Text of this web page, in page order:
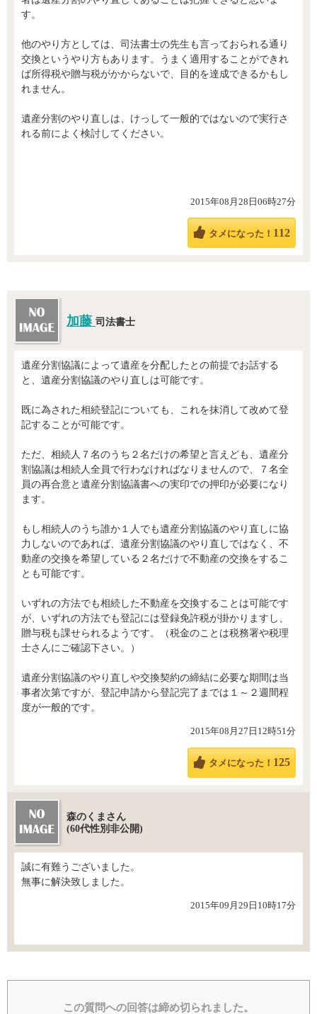
す。
他のやり方としては、司法書士の先生も言っておられる通り
交換というやり方もあります。うまく適用することができれ
ば所得税や贈与税がかからないで、目的を達成できるかもし
れません。
遺産分割のやり直しは、けっして一般的ではないので実行さ
れる前によく検討してください。
2015年08月28日06時27分
タメになった！ 112
加藤 司法書士
遺産分割協議によって遺産を分配したとの前提でお話する
と、遺産分割協議のやり直しは可能です。
既に為された相続登記についても、これを抹消して改めて登
記することが可能です。
ただ、相続人７名のうち２名だけの希望と言えども、遺産分
割協議は相続人全員で行わなければなりませんので、７名全
員の再合意と遺産分割協議書への実印での押印が必要になり
ます。
もし相続人のうち誰か１人でも遺産分割協議のやり直しに協
力しないのであれば、遺産分割協議のやり直しではなく、不
動産の交換を希望している２名だけで不動産の交換をするこ
とも可能です。
いずれの方法でも相続した不動産を交換することは可能です
が、いずれの方法でも登記には登録免許税が掛かりますし、
贈与税も課せられるようです。（税金のことは税務署や税理
士さんにご確認下さい。）
遺産分割協議のやり直しや交換契約の締結に必要な期間は当
事者次第ですが、登記申請から登記完了までは１～２週間程
度が一般的です。
2015年08月27日12時51分
タメになった！ 125
森のくまさん
(60代性別非公開)
誠に有難うございました。
無事に解決致しました。
2015年09月29日10時17分
この質問への回答は締め切られました。